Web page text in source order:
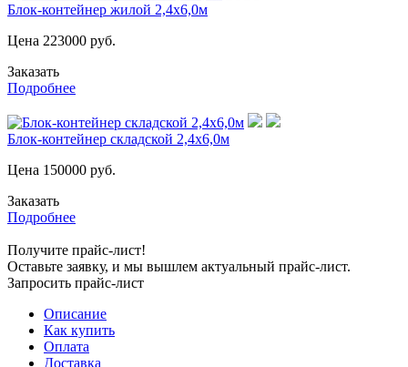
Блок-контейнер жилой 2,4х6,0м
Цена 223000 руб.
Заказать
Подробнее
Блок-контейнер складской 2,4х6,0м
Цена 150000 руб.
Заказать
Подробнее
Получите прайс-лист!
Оставьте заявку, и мы вышлем актуальный прайс-лист.
Запросить прайс-лист
Описание
Как купить
Оплата
Доставка